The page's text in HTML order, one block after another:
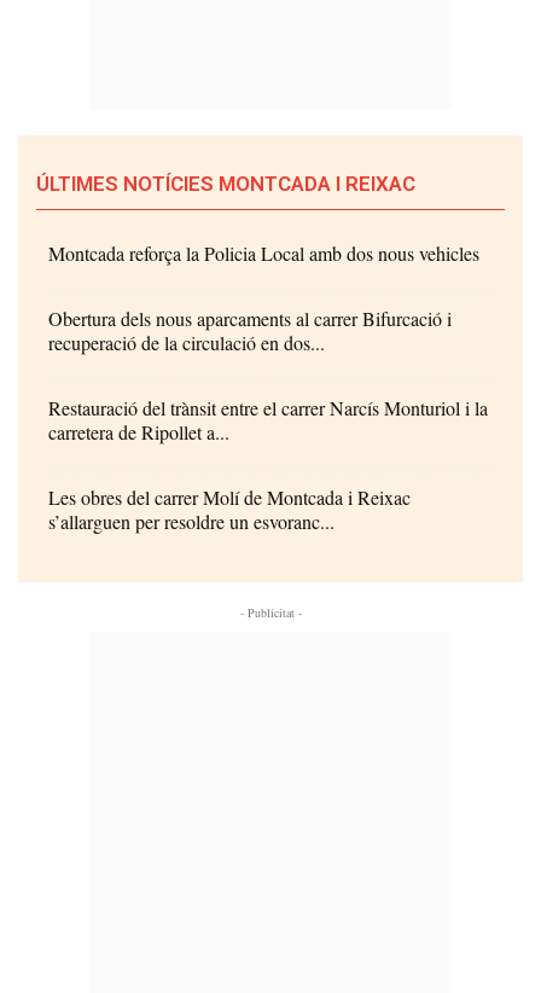
ÚLTIMES NOTÍCIES MONTCADA I REIXAC
Montcada reforça la Policia Local amb dos nous vehicles
Obertura dels nous aparcaments al carrer Bifurcació i
recuperació de la circulació en dos...
Restauració del trànsit entre el carrer Narcís Monturiol i la
carretera de Ripollet a...
Les obres del carrer Molí de Montcada i Reixac
s’allarguen per resoldre un esvoranc...
- Publicitat -